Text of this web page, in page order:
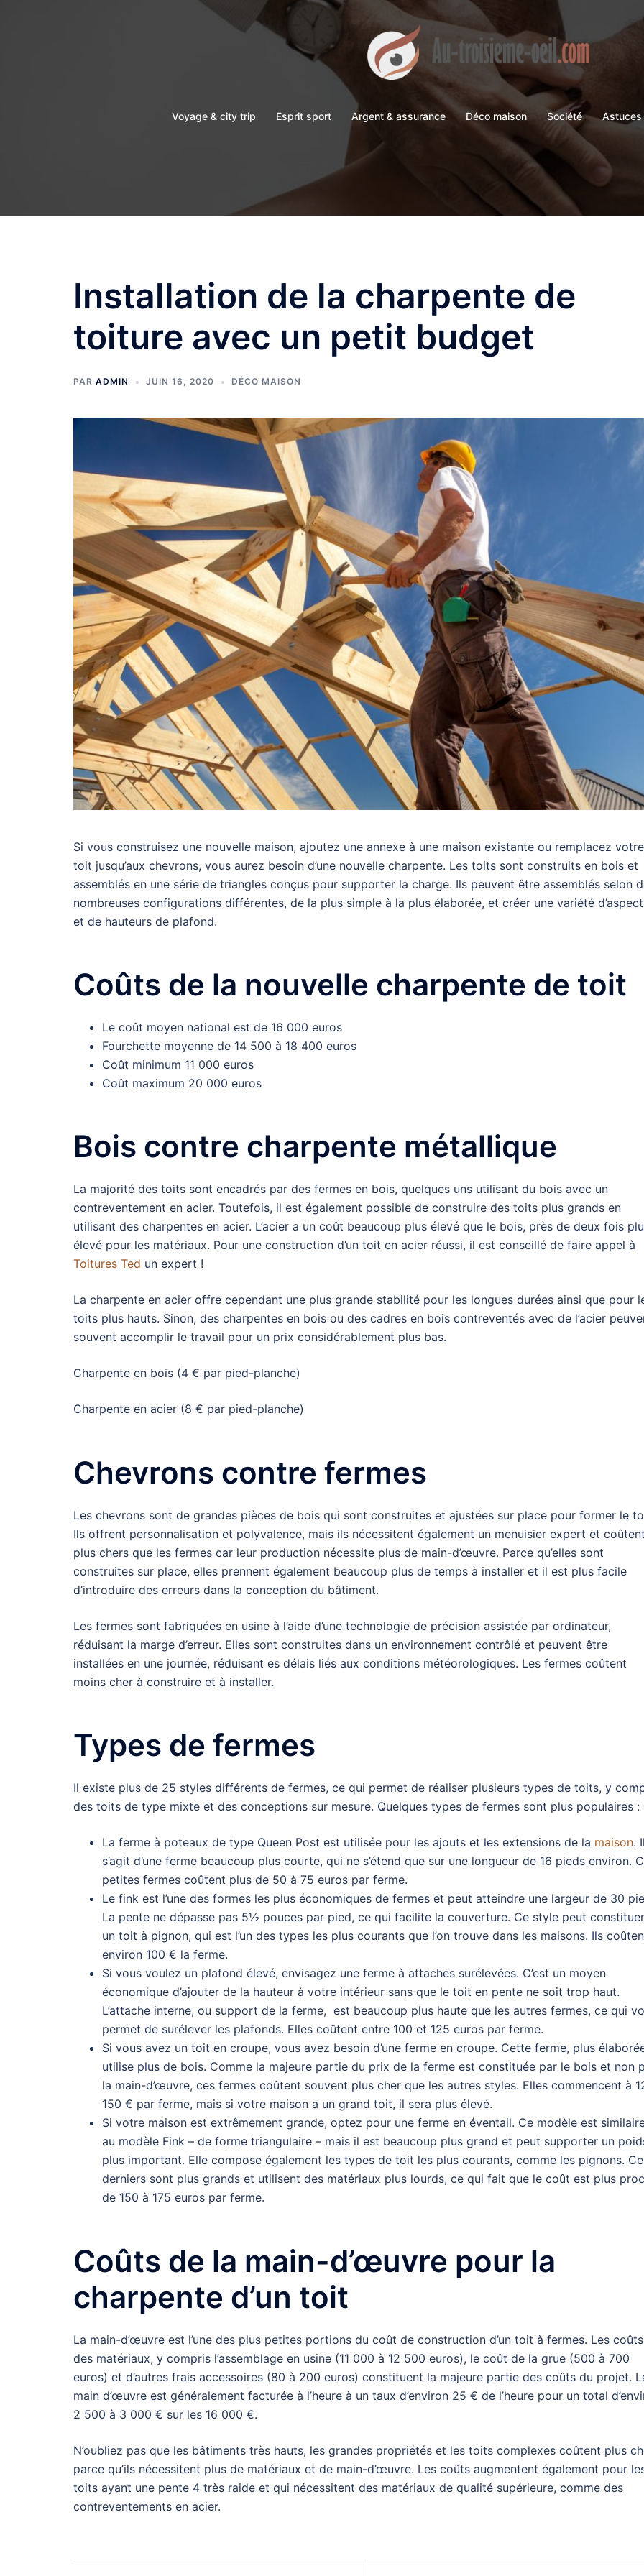
Voyage & city trip Esprit sport Argent & assurance Déco maison Société Astuces
Installation de la charpente de
toiture avec un petit budget
PAR ADMIN JUIN 16, 2020 DÉCO MAISON
Si vous construisez une nouvelle maison, ajoutez une annexe à une maison existante ou remplacez votre
toit jusqu’aux chevrons, vous aurez besoin d’une nouvelle charpente. Les toits sont construits en bois et
assemblés en une série de triangles conçus pour supporter la charge. Ils peuvent être assemblés selon
nombreuses configurations différentes, de la plus simple à la plus élaborée, et créer une variété
et de hauteurs de plafond.
Coûts de la nouvelle charpente de toit
Le coût moyen national est de 16 000 euros
Fourchette moyenne de 14 500 à 18 400 euros
Coût minimum 11 000 euros
Coût maximum 20 000 euros
Bois contre charpente métallique
La majorité des toits sont encadrés par des fermes en bois, quelques uns utilisant du bois avec un
contreventement en acier. Toutefois, il est également possible de construire des toits plus grands en
utilisant des charpentes en acier. L’acier a un coût beaucoup plus élevé que le bois, près de deux fois
élevé pour les matériaux. Pour une construction d’un toit en acier réussi, il est conseillé de faire appel à
Toitures Ted un expert !
La charpente en acier offre cependant une plus grande stabilité pour les longues durées ainsi que pour
toits plus hauts. Sinon, des charpentes en bois ou des cadres en bois contreventés avec de l’acier
souvent accomplir le travail pour un prix considérablement plus bas.
Charpente en bois (4 € par pied-planche)
Charpente en acier (8 € par pied-planche)
Chevrons contre fermes
Les chevrons sont de grandes pièces de bois qui sont construites et ajustées sur place pour former le
Ils offrent personnalisation et polyvalence, mais ils nécessitent également un menuisier expert et coûtent
plus chers que les fermes car leur production nécessite plus de main-d’œuvre. Parce qu’elles sont
construites sur place, elles prennent également beaucoup plus de temps à installer et il est plus facile
d’introduire des erreurs dans la conception du bâtiment.
Les fermes sont fabriquées en usine à l’aide d’une technologie de précision assistée par ordinateur,
réduisant la marge d’erreur. Elles sont construites dans un environnement contrôlé et peuvent être
installées en une journée, réduisant es délais liés aux conditions météorologiques. Les fermes coûtent
moins cher à construire et à installer.
Types de fermes
Il existe plus de 25 styles différents de fermes, ce qui permet de réaliser plusieurs types de toits, y
des toits de type mixte et des conceptions sur mesure. Quelques types de fermes sont plus populaires :
La ferme à poteaux de type Queen Post est utilisée pour les ajouts et les extensions de la maison. Il
s’agit d’une ferme beaucoup plus courte, qui ne s’étend que sur une longueur de 16 pieds environ.
petites fermes coûtent plus de 50 à 75 euros par ferme.
Le fink est l’une des formes les plus économiques de fermes et peut atteindre une largeur de 30
La pente ne dépasse pas 5½ pouces par pied, ce qui facilite la couverture. Ce style peut constituer
un toit à pignon, qui est l’un des types les plus courants que l’on trouve dans les maisons. Ils
environ 100 € la ferme.
Si vous voulez un plafond élevé, envisagez une ferme à attaches surélevées. C’est un moyen
économique d’ajouter de la hauteur à votre intérieur sans que le toit en pente ne soit trop haut.
L’attache interne, ou support de la ferme, est beaucoup plus haute que les autres fermes, ce qui
permet de surélever les plafonds. Elles coûtent entre 100 et 125 euros par ferme.
Si vous avez un toit en croupe, vous avez besoin d’une ferme en croupe. Cette ferme, plus
utilise plus de bois. Comme la majeure partie du prix de la ferme est constituée par le bois et non
la main-d’œuvre, ces fermes coûtent souvent plus cher que les autres styles. Elles commencent à
150 € par ferme, mais si votre maison a un grand toit, il sera plus élevé.
Si votre maison est extrêmement grande, optez pour une ferme en éventail. Ce modèle est
au modèle Fink – de forme triangulaire – mais il est beaucoup plus grand et peut supporter un
plus important. Elle compose également les types de toit les plus courants, comme les pignons.
derniers sont plus grands et utilisent des matériaux plus lourds, ce qui fait que le coût est plus
de 150 à 175 euros par ferme.
Coûts de la main-d’œuvre pour la
charpente d’un toit
La main-d’œuvre est l’une des plus petites portions du coût de construction d’un toit à fermes. Les coûts
des matériaux, y compris l’assemblage en usine (11 000 à 12 500 euros), le coût de la grue (500 à 700
euros) et d’autres frais accessoires (80 à 200 euros) constituent la majeure partie des coûts du projet.
main d’œuvre est généralement facturée à l’heure à un taux d’environ 25 € de l’heure pour un total
2 500 à 3 000 € sur les 16 000 €.
N’oubliez pas que les bâtiments très hauts, les grandes propriétés et les toits complexes coûtent plus
parce qu’ils nécessitent plus de matériaux et de main-d’œuvre. Les coûts augmentent également pour
toits ayant une pente 4 très raide et qui nécessitent des matériaux de qualité supérieure, comme des
contreventements en acier.